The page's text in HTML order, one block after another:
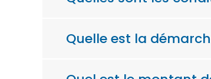
Quelle est la